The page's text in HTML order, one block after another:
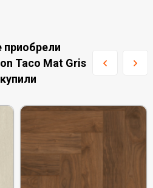
приобрели
Taco Mat Gris